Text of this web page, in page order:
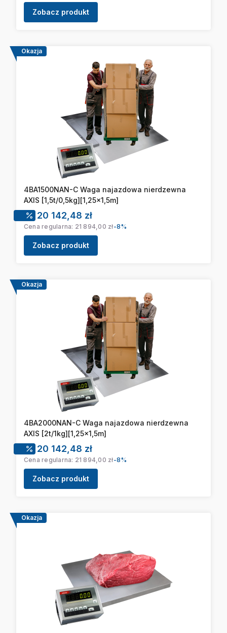
Zobacz produkt
Okazja
4BA1500NAN-C Waga najazdowa nierdzewna
AXIS [1,5t/0,5kg][1,25x1,5m]
Cena promocyjna
20 142,48 zł
Cena regularna: 21 894,00 zł-8%
Zobacz produkt
Okazja
4BA2000NAN-C Waga najazdowa nierdzewna
AXIS [2t/1kg][1,25x1,5m]
Cena promocyjna
20 142,48 zł
Cena regularna: 21 894,00 zł-8%
Zobacz produkt
Okazja